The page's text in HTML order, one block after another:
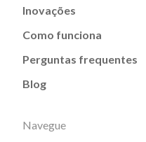
Inovações
Como funciona
Perguntas frequentes
Blog
Navegue